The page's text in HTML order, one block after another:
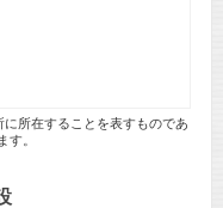
所在することを表すものであ
。